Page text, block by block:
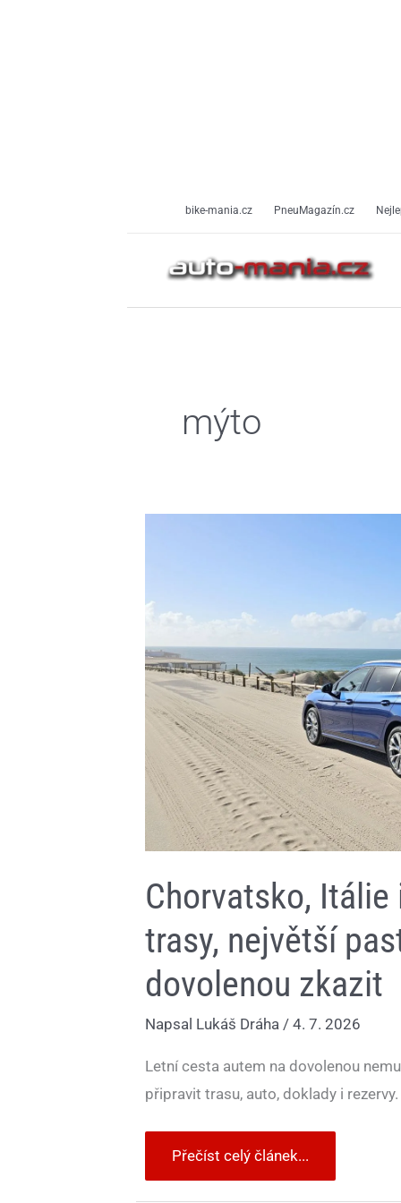
bike-mania.cz PneuMagazín.cz
mýto
Chorvatsko,
trasy, největší
dovolenou zkazit
Napsal Lukáš Dráha / 4. 7. 2026
Letní cesta autem na dovolenou
připravit trasu, auto, doklady i rezervy.
trasy,
pasti
a
chyby,
které
mohou
dovolenou
zkazit
Přečíst celý článek...